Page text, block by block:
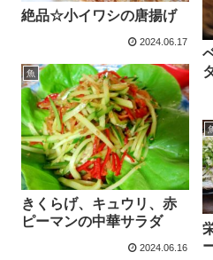
絶品☆小イワシの唐揚げ
2024.06.17
魚
きくらげ、キュウリ、赤
ピーマンの中華サラダ
2024.06.16